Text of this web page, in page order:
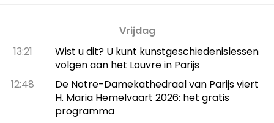
Vrijdag
13:21
Wist u dit? U kunt kunstgeschiedenislessen
volgen aan het Louvre in Parijs
12:48
De Notre-Damekathedraal van Parijs viert
H. Maria Hemelvaart 2026: het gratis
programma